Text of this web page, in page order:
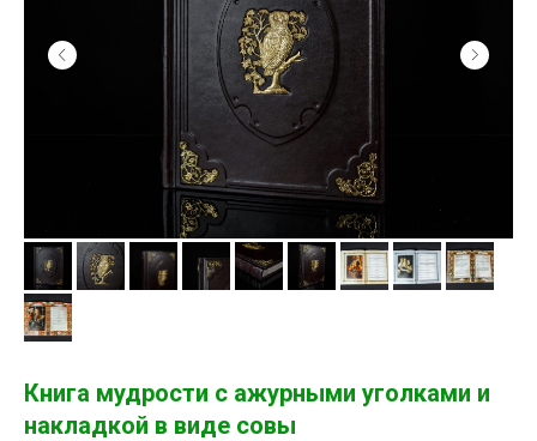
Книга мудрости с ажурными уголками и
накладкой в виде совы